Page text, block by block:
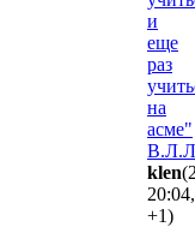
и
еще
раз
на
асме"
klen
20:04,
+1)